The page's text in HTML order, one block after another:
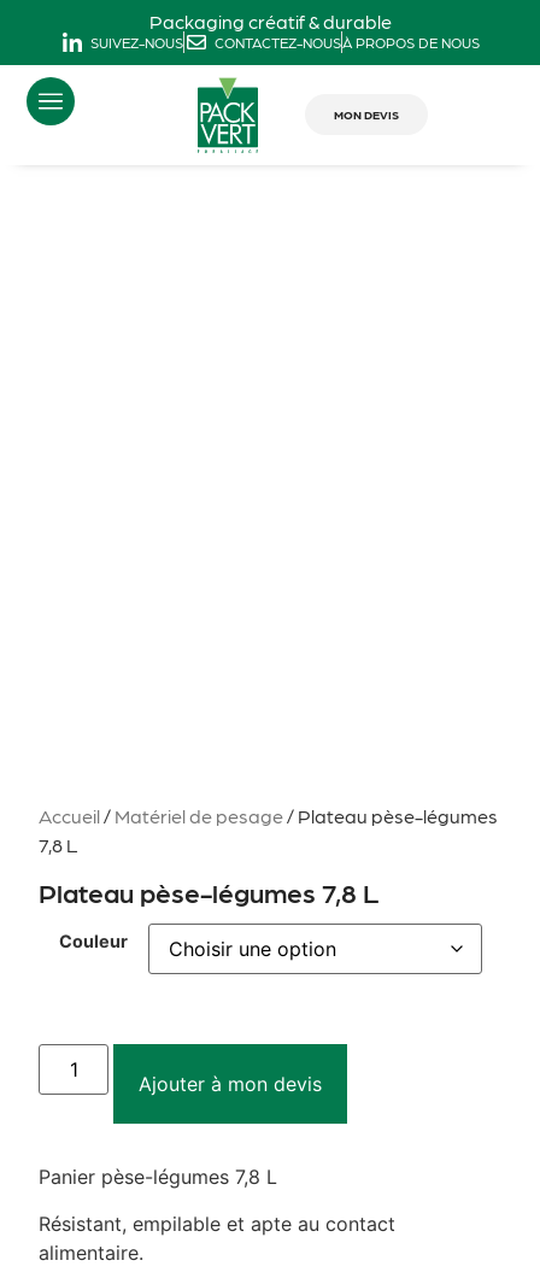
Packaging créatif & durable
SUIVEZ-NOUS CONTACTEZ-NOUSÀ PROPOS DE NOUS
MON DEVIS
Accueil/ Matériel de pesage/ Plateau pèse-légumes
7,8 L
Plateau pèse-légumes 7,8 L
Couleur
Ajouter à mon devis
Panier pèse-légumes 7,8 L
Résistant, empilable et apte au contact
alimentaire.